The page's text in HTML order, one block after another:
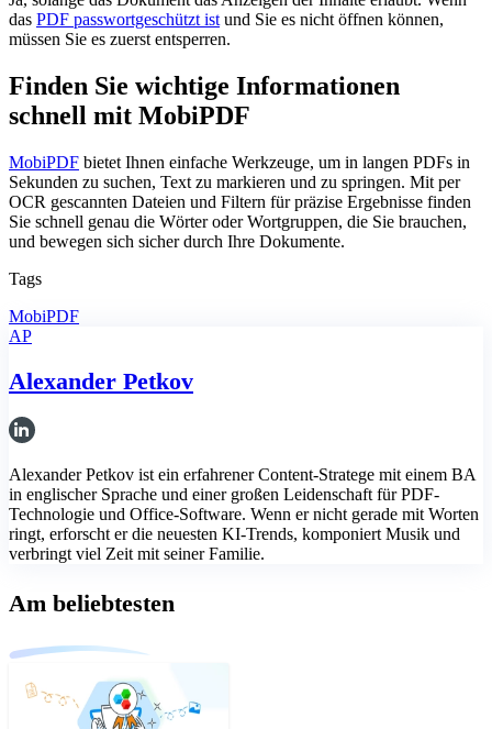
das PDF passwortgeschützt ist und Sie es nicht öffnen können,
müssen Sie es zuerst entsperren.
Finden Sie wichtige Informationen
schnell mit MobiPDF
MobiPDF bietet Ihnen einfache Werkzeuge, um in langen PDFs in
Sekunden zu suchen, Text zu markieren und zu springen. Mit per
OCR gescannten Dateien und Filtern für präzise Ergebnisse finden
Sie schnell genau die Wörter oder Wortgruppen, die Sie brauchen,
und bewegen sich sicher durch Ihre Dokumente.
Tags
MobiPDF
AP
Alexander Petkov
Alexander Petkov ist ein erfahrener Content-Stratege mit einem BA
in englischer Sprache und einer großen Leidenschaft für PDF-
Technologie und Office-Software. Wenn er nicht gerade mit Worten
ringt, erforscht er die neuesten KI-Trends, komponiert Musik und
verbringt viel Zeit mit seiner Familie.
Am beliebtesten